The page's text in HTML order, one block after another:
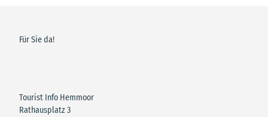
Für Sie da!
Tourist Info Hemmoor
Rathausplatz 3